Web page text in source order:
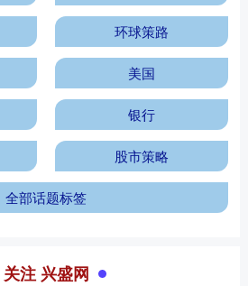
环球策路
美国
银行
股市策略
全部话题标签
关注 兴盛网